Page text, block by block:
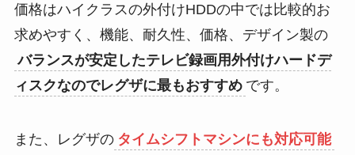
価格はハイクラスの外付けHDDの中では比較的お
求めやすく、機能、耐久性、価格、デザイン製の
バランスが安定したテレビ録画用外付けハードデ
ィスクなのでレグザに最もおすすめ です。
また、レグザの タイムシフトマシンにも対応可能